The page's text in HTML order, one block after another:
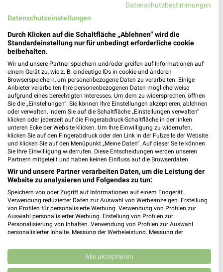
Lieblingswelt Prospekte & Aktionen
Noch mehr Angebote in
der weekli App!
Jetzt kostenlos laden
Datenschutzbestimmungen
Datenschutzeinstellungen
Durch Klicken auf die Schaltfläche „Ablehnen“ wird die
Standardeinstellung nur für unbedingt erforderliche cookie
beibehalten.
Wir und unsere Partner speichern und/oder greifen auf Informationen auf
einem Gerät zu, wie z. B. eindeutige IDs in cookie und anderen
Browserspeichern, um personenbezogene Daten zu verarbeiten. Einige
Anbieter verarbeiten Ihre personenbezogenen Daten möglicherweise
aufgrund eines berechtigten Interesses. Um dem zu widersprechen, öffnen
Sie die „Einstellungen“. Sie können Ihre Einstellungen akzeptieren, ablehnen
oder verwalten, indem Sie auf die Schaltfläche „Einstellungen verwalten“
klicken oder jederzeit auf die Fingerabdruck-Schaltfläche in der linken
unteren Ecke der Website klicken. Um Ihre Einwilligung zu widerrufen,
klicken Sie auf den Fingerabdruck oder den Link in der Fußzeile der Website
und klicken Sie auf den Menüpunkt „Meine Daten“. Auf dieser Seite können
Sie Ihre Einwilligung widerrufen. Diese Entscheidungen werden unseren
Partnern mitgeteilt und haben keinen Einfluss auf die Browserdaten.
Wir und unsere Partner verarbeiten Daten, um die Leistung der
Website zu analysieren und Folgendes zu tun:
Speichern von oder Zugriff auf Informationen auf einem Endgerät.
Verwendung reduzierter Daten zur Auswahl von Werbeanzeigen. Erstellung
von Profilen für personalisierte Werbung. Verwendung von Profilen zur
Auswahl personalisierter Werbung. Erstellung von Profilen zur
Personalisierung von Inhalten. Verwendung von Profilen zur Auswahl
personalisierter Inhalte. Messung der Werbeleistung. Messung der
Kombinationen von Daten aus verschiedenen Quellen. Entwicklung und
Verbesserung der Angebote. Verwendung reduzierter Daten zur Auswahl
von Inhalten.
Alle akzeptieren